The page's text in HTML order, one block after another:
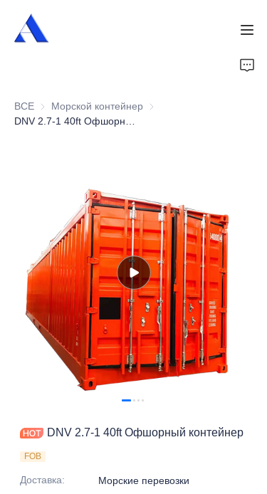
ВСЕ Морской контейнер Морской контейнер
DNV 2.7-1 40ft Офшорный контейнер
FOB
Доставка:
Морские перевозки
О нас
Новости
Видео
Свяжитесь с нами